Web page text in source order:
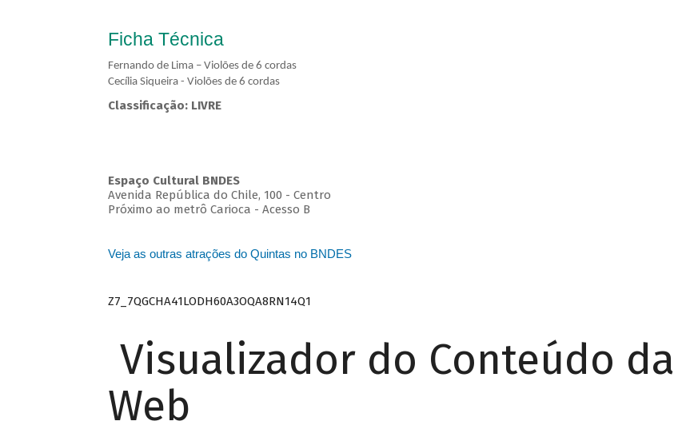
Ficha Técnica
Fernando de Lima – Violões de 6 cordas
Cecília Siqueira - Violões de 6 cordas
Classificação: LIVRE
Espaço Cultural BNDES
Avenida República do Chile, 100 - Centro
Próximo ao metrô Carioca - Acesso B
Veja as outras atrações do Quintas no BNDES
Z7_7QGCHA41LODH60A3OQA8RN14Q1
Visualizador do Conteúdo da
Web